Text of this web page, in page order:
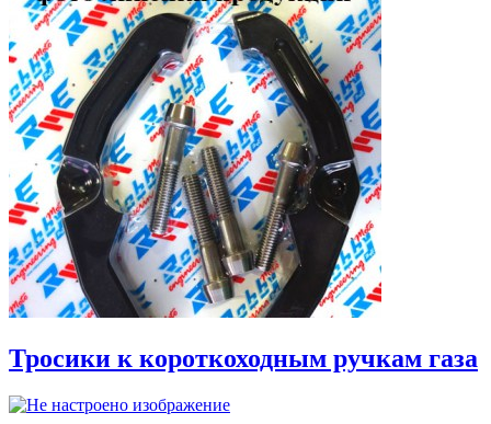
Тросики к короткоходным ручкам газа